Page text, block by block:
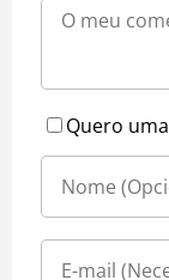
Quero